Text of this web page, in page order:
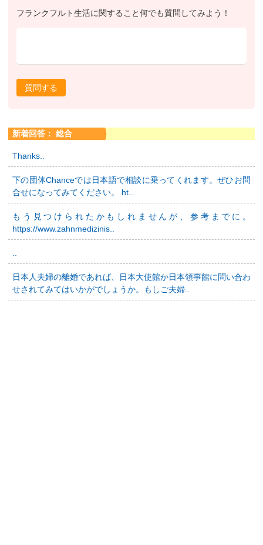
フランクフルト生活に関すること何でも質問してみよう！
質問する
新着回答： 総合
Thanks..
下の団体Chanceでは日本語で相談に乗ってくれます。ぜひお問
合せになってみてください。 ht..
もう見つけられたかもしれませんが、参考までに。
https://www.zahnmedizinis..
..
日本人夫婦の離婚であれば、日本大使館か日本領事館に問い合わ
せされてみてはいかがでしょうか。もしご夫婦..